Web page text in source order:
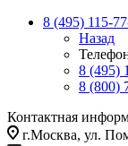
8 (495) 115-
Назад
8 (495)
8 (800)
Контактная
г.Москва, ул.